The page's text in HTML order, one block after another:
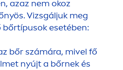
azaz nem okoz
Vizsgáljuk meg
esetében:
bőr számára, mivel fő
nyújt a bőrnek és